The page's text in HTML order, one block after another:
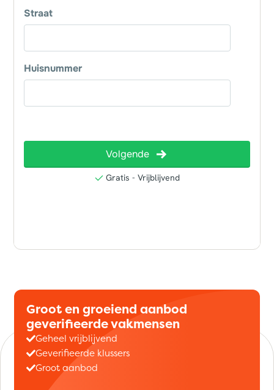
Groot en groeiend aanbod
geverifieerde vakmensen
Geheel vrijblijvend
Geverifieerde klussers
Groot aanbod